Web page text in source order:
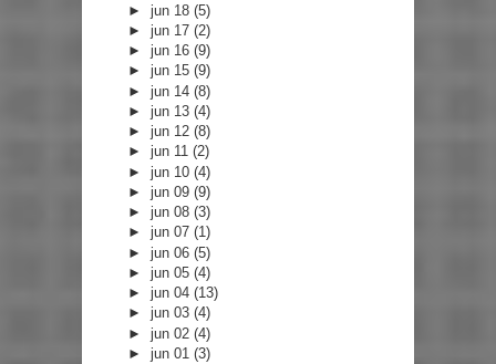
►jun 18(5)
►jun 17(2)
►jun 16(9)
►jun 15(9)
►jun 14(8)
►jun 13(4)
►jun 12(8)
►jun 11(2)
►jun 10(4)
►jun 09(9)
►jun 08(3)
►jun 07(1)
►jun 06(5)
►jun 05(4)
►jun 04(13)
►jun 03(4)
►jun 02(4)
►jun 01(3)